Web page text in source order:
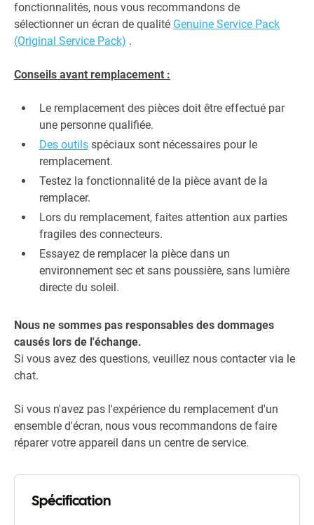
fonctionnalités, nous vous recommandons de
sélectionner un écran de qualité Genuine Service Pack
(Original Service Pack) .
Conseils avant remplacement :
Le remplacement des pièces doit être effectué par
une personne qualifiée.
Des outils spéciaux sont nécessaires pour le
remplacement.
Testez la fonctionnalité de la pièce avant de la
remplacer.
Lors du remplacement, faites attention aux parties
fragiles des connecteurs.
Essayez de remplacer la pièce dans un
environnement sec et sans poussière, sans lumière
directe du soleil.
Nous ne sommes pas responsables des dommages
causés lors de l'échange.
Si vous avez des questions, veuillez nous contacter via le
chat.
Si vous n'avez pas l'expérience du remplacement d'un
ensemble d'écran, nous vous recommandons de faire
réparer votre appareil dans un centre de service.
Spécification